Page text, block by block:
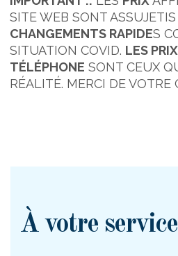
SITE WEB SONT ASSUJETIS
CHANGEMENTS RAPIDES
SITUATION COVID. LES
TÉLÉPHONE SONT CEUX
RÉALITÉ. MERCI DE VOTRE
À votre service